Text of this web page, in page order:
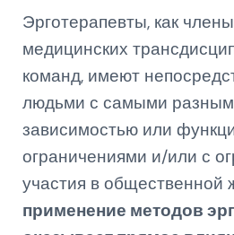
Эрготерапевты, как
медицинских
команд, имеют
людьми с самыми
зависимостью или
ограничениями и/или с
участия в общественной
применение методов